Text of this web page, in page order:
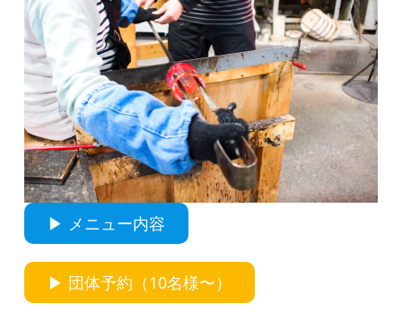
▶︎ メニュー内容
▶︎ 団体予約（10名様〜）